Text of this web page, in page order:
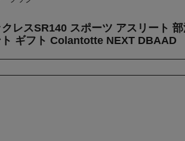
レスSR140 スポーツ アスリート
ギフト Colantotte NEXT DBAAD